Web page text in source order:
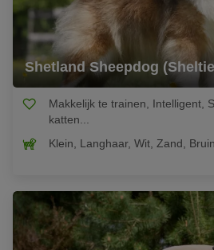
Shetland Sheepdog
Makkelijk te trainen, Intelligent,
katten...
Klein, Langhaar, Wit, Zand,